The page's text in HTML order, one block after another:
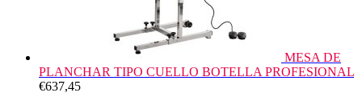
MESA DE
PLANCHAR TIPO CUELLO BOTELLA PROFESIONAL
€637,45